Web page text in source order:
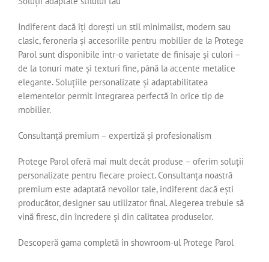
Indiferent dacă îți dorești un stil minimalist, modern sau
clasic, feroneria și accesoriile pentru mobilier de la Protege
Parol sunt disponibile într-o varietate de finisaje și culori –
de la tonuri mate și texturi fine, până la accente metalice
elegante. Soluțiile personalizate și adaptabilitatea
elementelor permit integrarea perfectă în orice tip de
mobilier.
Consultanță premium – expertiză și profesionalism
Protege Parol oferă mai mult decât produse – oferim soluții
personalizate pentru fiecare proiect. Consultanța noastră
premium este adaptată nevoilor tale, indiferent dacă ești
producător, designer sau utilizator final. Alegerea trebuie să
vină firesc, din încredere și din calitatea produselor.
Descoperă gama completă în showroom-ul Protege Parol